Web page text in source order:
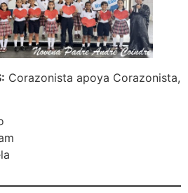
Corazonista apoya Corazonista,